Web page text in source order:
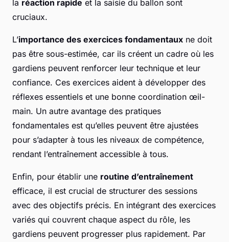
la réaction rapide et la saisie du ballon sont
cruciaux.
L’importance des exercices fondamentaux ne doit
pas être sous-estimée, car ils créent un cadre où les
gardiens peuvent renforcer leur technique et leur
confiance. Ces exercices aident à développer des
réflexes essentiels et une bonne coordination œil-
main. Un autre avantage des pratiques
fondamentales est qu’elles peuvent être ajustées
pour s’adapter à tous les niveaux de compétence,
rendant l’entraînement accessible à tous.
Enfin, pour établir une routine d’entraînement
efficace, il est crucial de structurer des sessions
avec des objectifs précis. En intégrant des exercices
variés qui couvrent chaque aspect du rôle, les
gardiens peuvent progresser plus rapidement. Par